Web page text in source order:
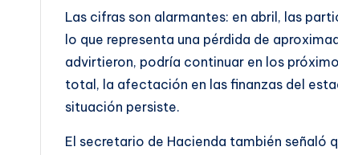
Las cifras son alarmantes: en abril, las
lo que representa una pérdida de
advirtieron, podría continuar en los
total, la afectación en las finanzas del
situación persiste.
El secretario de Hacienda también señaló